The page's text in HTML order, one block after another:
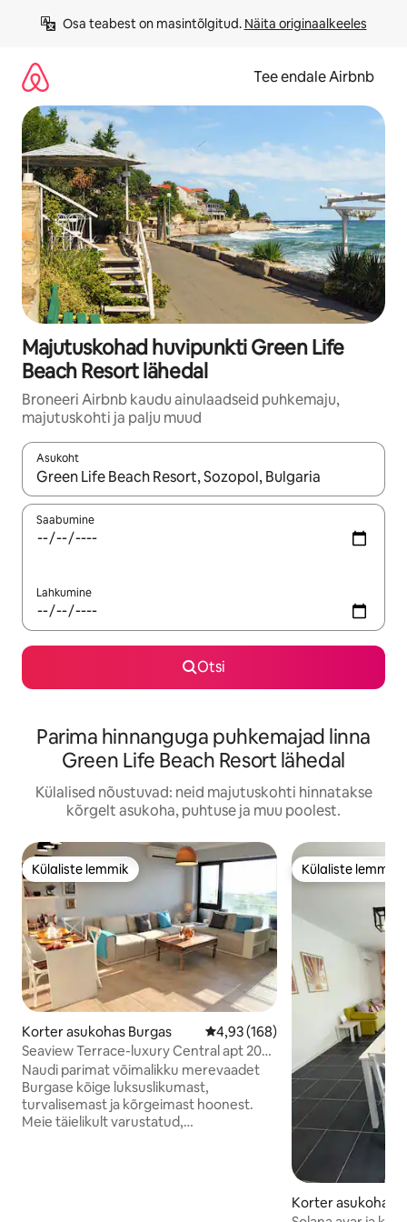
Osa teabest on masintõlgitud. Näita originaalkeeles
Tee endale Airbnb
Majutuskohad huvipunkti Green Life
Beach Resort lähedal
Broneeri Airbnb kaudu ainulaadseid puhkemaju,
majutuskohti ja palju muud
Asukoht
Kui tulemused on kuvatud, liigu ekraanil nooleklahvidega või
Saabumine
Lahkumine
Otsi
Parima hinnanguga puhkemajad linna
Green Life Beach Resort lähedal
Külalised nõustuvad: neid majutuskohti hinnatakse
kõrgelt asukoha, puhtuse ja muu poolest.
Külaliste lemmik
Külaliste lemmik
Korter asukohas Burgas Keskmine hinnang 4,93/5, 168
4,93 (168)
Seaview Terrace-luxury Central apt 200
m rannast
Naudi parimat võimalikku merevaadet
Burgase kõige luksuslikumast,
turvalisemast ja kõrgeimast hoonest.
Meie täielikult varustatud,
Külaliste lemmik
Külaliste lemmik
Korter asukohas